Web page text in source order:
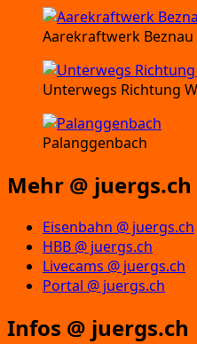
Aarekraftwerk Beznau
Unterwegs Richtung
Palanggenbach
Mehr @ juergs.ch
Eisenbahn @ juergs.ch
HBB @ juergs.ch
Livecams @ juergs.ch
Portal @ juergs.ch
Infos @ juergs.ch